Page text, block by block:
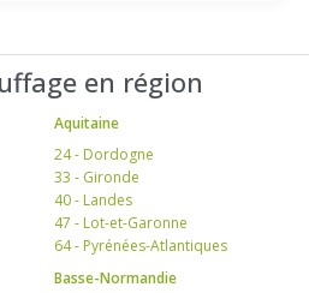
en région
Aquitaine
24 - Dordogne
33 - Gironde
40 - Landes
47 - Lot-et-Garonne
64 - Pyrénées-Atlantiques
Basse-Normandie